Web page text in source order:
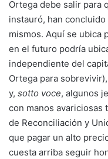
Ortega debe salir para
instauró, han
mismos. Aquí se ubica
en el futuro podría
independiente del
Ortega para
y, sotto voce, algunos
con manos avariciosas
de Reconciliación y
que pagar un alto
cuesta arriba seguir